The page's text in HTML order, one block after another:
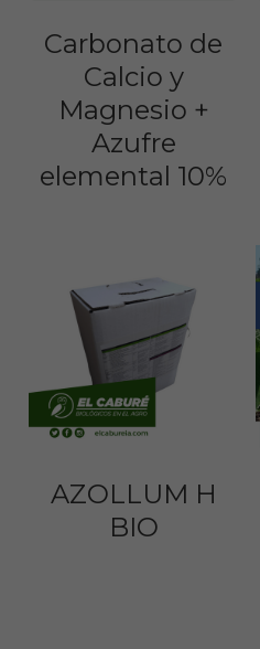
Carbonato de
Calcio y
Magnesio +
Azufre
elemental 10%
AZOLLUM H
BIO